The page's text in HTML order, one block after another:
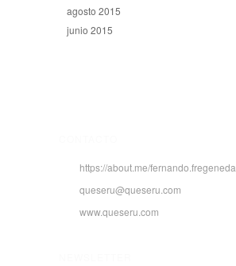
agosto 2015
junio 2015
https://about.me/fernando.fregeneda
queseru@queseru.com
www.queseru.com